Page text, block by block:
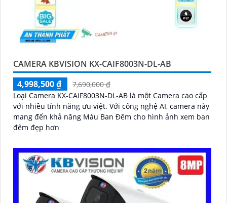
CAMERA KBVISION KX-CAIF8003N-DL-AB
4,998,500 ₫
7,690,000 ₫
Loại Camera KX-CAiF8003N-DL-AB là một Camera cao cấp
với nhiều tính năng ưu việt. Với công nghệ AI, camera này
mang đến khả năng Màu Ban Đêm cho hình ảnh xem ban
đêm đẹp hơn